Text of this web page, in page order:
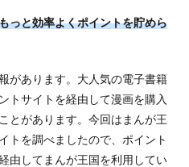
っと効率よくポイントを貯めら
があります。大人気の電子書籍
トサイトを経由して漫画を購入
とがあります。今回はまんが王
トを調べましたので、ポイント
由してまんが王国を利用してい